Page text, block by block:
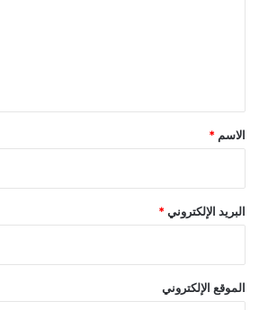
*
الاسم *
البريد الإلكتروني*
الموقع الإلكتروني